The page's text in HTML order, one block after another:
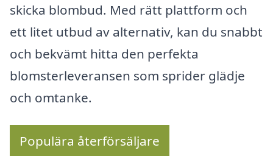
skicka blombud. Med rätt plattform och
ett litet utbud av alternativ, kan du snabbt
och bekvämt hitta den perfekta
blomsterleveransen som sprider glädje
och omtanke.
Populära återförsäljare